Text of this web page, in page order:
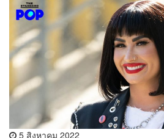
5 สิงหาคม 2022